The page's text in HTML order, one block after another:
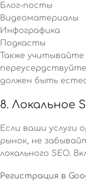
Блог-посты
Видеоматериалы
Инфографика
Подкасты
Также учитывайте
должен быть
8. Локальное
Если ваши услуги
рынок, не
локального SEO.
Регистрация в